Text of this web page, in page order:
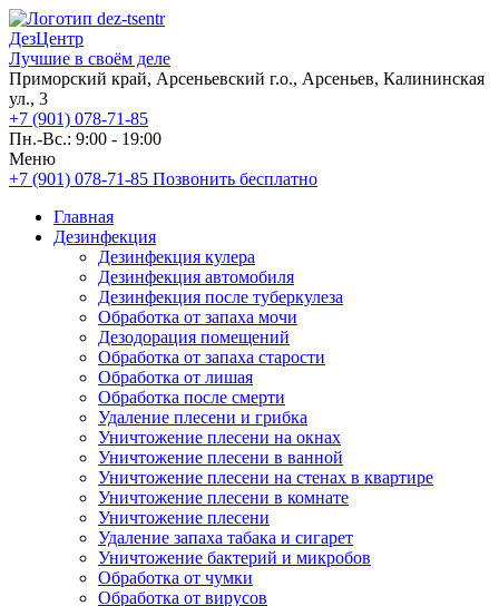
ДезЦентр
Лучшие в своём деле
Приморский край, Арсеньевский г.о., Арсеньев, Калининская
ул., 3
+7 (901) 078-71-85
Пн.-Вс.: 9:00 - 19:00
Меню
+7 (901) 078-71-85 Позвонить бесплатно
Главная
Дезинфекция
Дезинфекция кулера
Дезинфекция автомобиля
Дезинфекция после туберкулеза
Обработка от запаха мочи
Дезодорация помещений
Обработка от запаха старости
Обработка от лишая
Обработка после смерти
Удаление плесени и грибка
Уничтожение плесени на окнах
Уничтожение плесени в ванной
Уничтожение плесени на стенах в квартире
Уничтожение плесени в комнате
Уничтожение плесени
Удаление запаха табака и сигарет
Уничтожение бактерий и микробов
Обработка от чумки
Обработка от вирусов